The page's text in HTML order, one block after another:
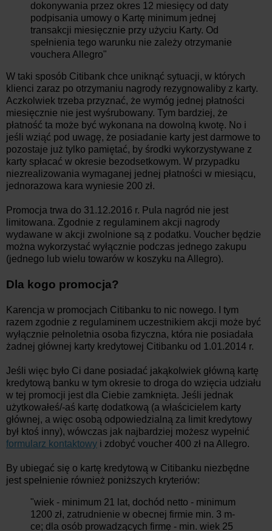
dokonywania przez okres 12 miesięcy od daty
podpisania umowy o Kartę minimum jednej
transakcji miesięcznie przy użyciu Karty. Od
spełnienia tego warunku nie zależy otrzymanie
vouchera Allegro"
W taki sposób Citibank chce uniknąć sytuacji, w których
klienci zaraz po otrzymaniu nagrody rezygnowaliby z karty.
Aczkolwiek trzeba przyznać, że wymóg jednej płatności
miesięcznie nie jest wyśrubowany. Tym bardziej, że
płatność ta może być wykonana na dowolną kwotę. No i
jeśli wziąć pod uwagę, że posiadanie karty jest darmowe to
pozostaje już tylko pamiętać, by środki wykorzystywane z
karty spłacać w okresie bezodsetkowym. W przypadku
niezrealizowania wymaganej jednej płatności w miesiącu,
jednorazowa kara wyniesie 200 zł.
Promocja trwa do 31.12.2016 r. Pula nagród nie jest
limitowana. Zgodnie z regulaminem akcji nagrody
wydawane w akcji zwolnione są z podatku. Voucher będzie
można wykorzystać wyłącznie podczas jednego zakupu
(jednego lub wielu towarów w koszyku na Allegro).
Dla kogo promocja?
Karencja w promocjach Citibanku to nic nowego. I tym
razem zgodnie z regulaminem uczestnikiem akcji może być
wyłącznie pełnoletnia osoba fizyczna, która nie posiadała
żadnej głównej karty kredytowej Citibanku od 1.01.2014 r.
Jeśli więc było Ci dane posiadać jakąkolwiek główną kartę
kredytową banku w tym okresie to droga do wzięcia udziału
w tej promocji jest dla Ciebie zamknięta. Jeśli jednak
użytkowałeś/-aś kartę dodatkową (a właścicielem karty
głównej, a więc osobą odpowiedzialną za limit kredytowy
był ktoś inny), wówczas jak najbardziej możesz wypełnić
formularz kontaktowy i zdobyć voucher 400 zł na Allegro.
By ubiegać się o kartę kredytową w Citibanku niezbędne
jest spełnienie również poniższych kryteriów:
"wiek - minimum 21 lat, dochód netto - minimum
1200 zł, zatrudnienie w obecnej firmie min. 3 m-
ce; dla osób prowadzących firmę - min. wiek 25